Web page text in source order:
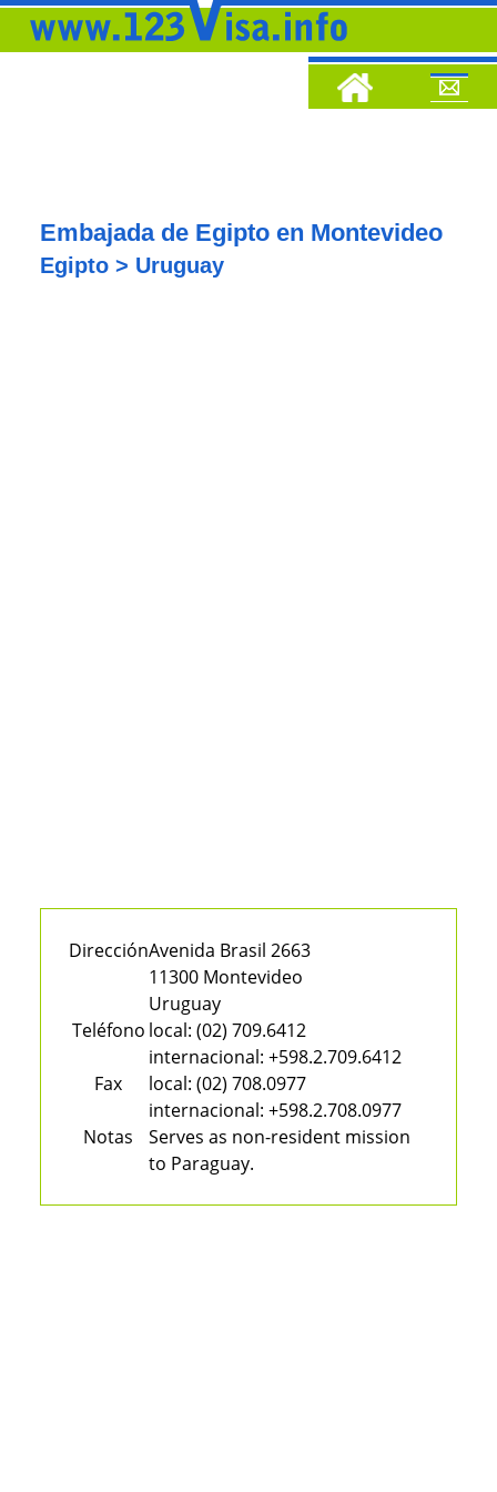
Embajada de Egipto en Montevideo
Egipto > Uruguay
DirecciónAvenida Brasil 2663
11300 Montevideo
Uruguay
Teléfono local: (02) 709.6412
internacional: +598.2.709.6412
Fax
local: (02) 708.0977
internacional: +598.2.708.0977
Notas
Serves as non-resident mission
to Paraguay.